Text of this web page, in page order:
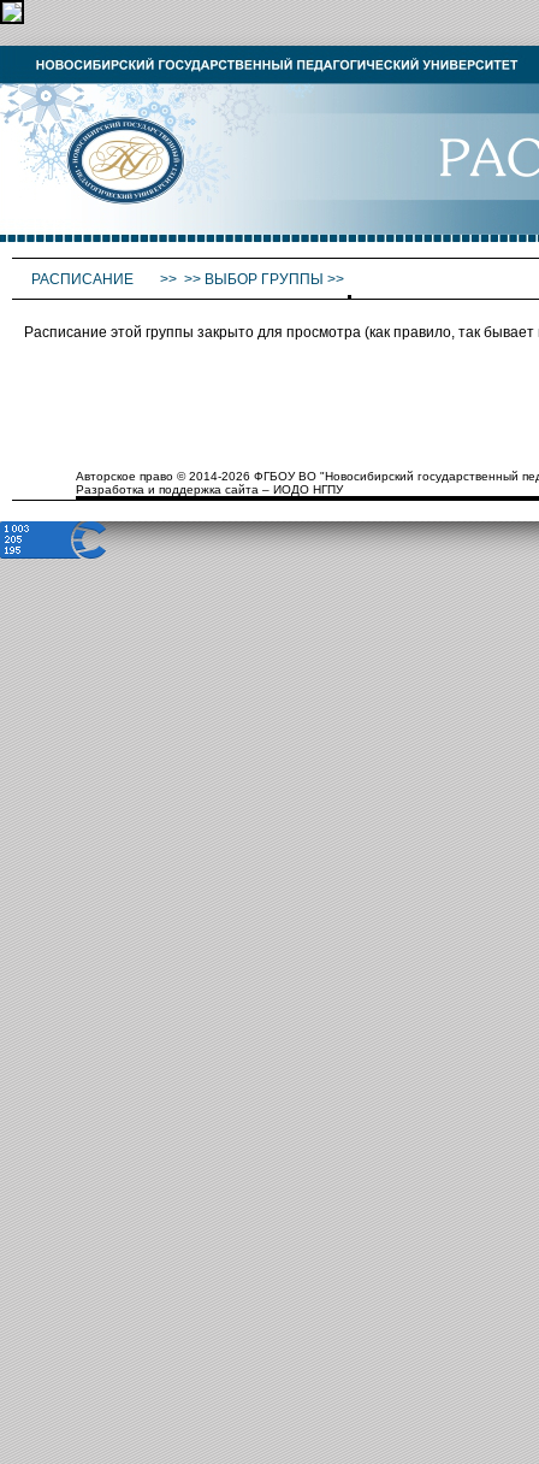
РАСПИСАНИЕ >> >> ВЫБОР ГРУППЫ >>
Расписание этой группы закрыто для просмотра (как правило, так
Авторское право © 2014-2026 ФГБОУ ВО "Новосибирский государственный
Разработка и поддержка сайта – ИОДО НГПУ